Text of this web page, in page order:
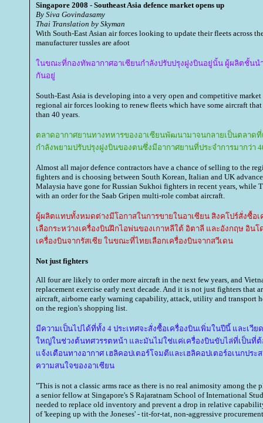
Singapore 2008 - Southeast Asia defence market opens up
By Siva Govindasamy
Thai Translation by Skyman
With South-East Asian air forces looking to update their fleets across
manufacturer tussles are afoot
นขณะที่กองทัพอากาศอาเซียนกำลังปรับปรุงฝูงบินอยู่นั้น ผู้ผลิตชั้นน
กันอยู่
South-East Asia is developing into a very open and competitive
regional air forces looking to renew fleets which have some aircraft
than 40 years.
ตลาดอากาศยานทางทหารของอาเซียนพัฒนามาจนกลายเป็นตลาด
กำลังพยามปรับปรุงฝูงบินของตนซึ่งมีอากาศยานที่ประจำการมากว่า
Almost all major defence contractors have a chance of selling to the
fighters and is choosing between South Korean, Italian and UK
Malaysia have gone for Russian Sukhoi fighters in recent years, while
with an order for the Saab Gripen multi-role combat aircraft.
ผู้ผลิตแทบทั้งหมดต่างมีโอกาสในการขายในอาเซียน สิงคโปร์สั่งซื้อเ
เลือกระหว่างเครื่องบินฝึกไอพ่นของเกาหลีใต้ อิตาลี และอังกฤษ อินโ
เครื่องบินจากรัสเซีย ในขณะที่ไทยเลือกเครื่องบินจากสวีเดน
Not just fighters
All four are likely to order more aircraft in the next few years, and
replacement exercise early next decade. And it is not just fighters that
aircraft, airborne early warning capability, attack, utility and transport
on the region's shopping list.
มีความเป็นไปได้ที่ทั้ง 4 ประเทศจะสั่งซื้อเครื่องบินเพิ่มในปีนี้ และเวี
หญ่ในช่วงต้นทศวรรตหน้า และมันไม่ใช่แค่เครื่องบินขับไล่ที่เป็นที่ต้
จ้งเตือนทางอากาศ เฮลิคอปเตอร์โจมตีและเฮลิคอปเตอร์อเนกประ
ความสนใจของอาเซียน
"This is not a classic arms race as there is no real animosity among the
a senior fellow at Singapore's S Rajaratnam School of International
needed to replace old inventory and prevent a drop in relative
of 'keeping up with the Joneses' - tit-for-tat, non-aggressive